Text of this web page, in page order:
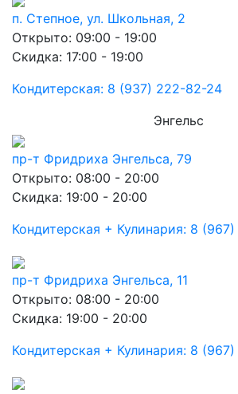
п. Степное, ул. Школьная, 2
Открыто: 09:00 - 19:00
Скидка: 17:00 - 19:00
Кондитерская: 8 (937) 222-82-24
Энгельс
пр-т Фридриха Энгельса, 79
Открыто: 08:00 - 20:00
Скидка: 19:00 - 20:00
Кондитерская + Кулинария: 8
пр-т Фридриха Энгельса, 11
Открыто: 08:00 - 20:00
Скидка: 19:00 - 20:00
Кондитерская + Кулинария: 8